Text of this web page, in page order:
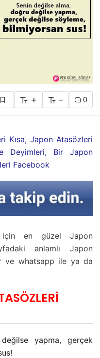
+ - 0
Kısa, Japon Atasözleri
Deyimleri, Bir Japon
Facebook
en güzel Japon
anlamlı Japon
ve whatsapp ile ya da
yapma, gerçek